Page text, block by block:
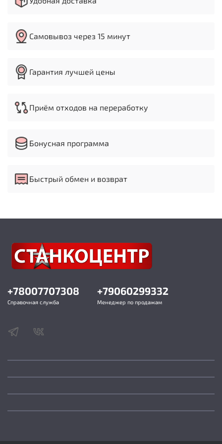
Самовывоз через 15 минут
Гарантия лучшей цены
Приём отходов на переработку
Бонусная программа
Быстрый обмен и возврат
+78007707308
Справочная служба
+79060299332
Менеджер по продажам